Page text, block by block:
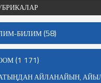
БИЛИМ(58)
(1 171)
АЙЛАНАЙЫН,